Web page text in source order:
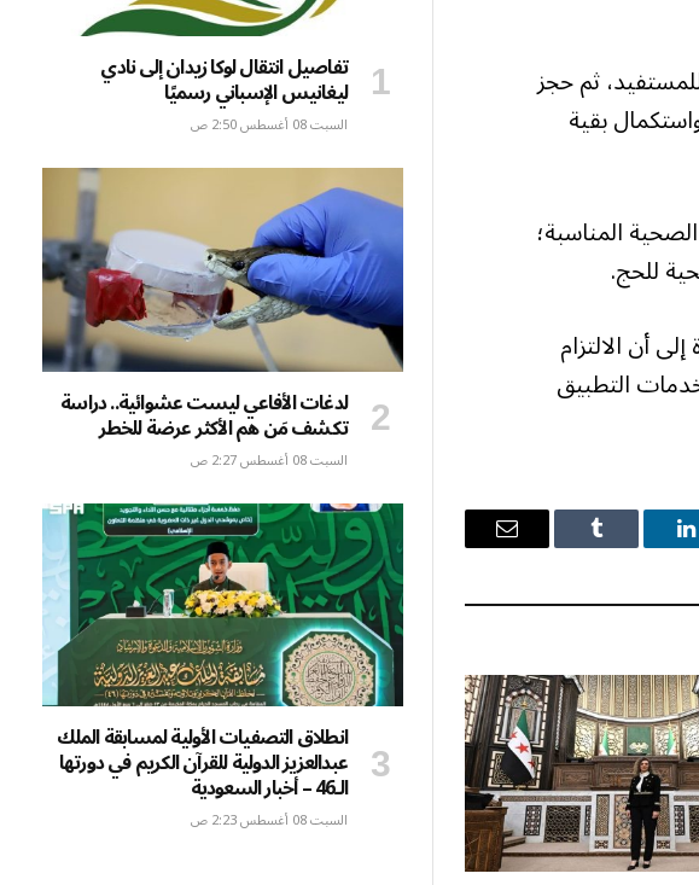
ثم حجز
بقية
المناسبة؛
للحج.
أن الالتزام
التطبيق
لينكدإن Tumblr
البريد
تفاصيل انتقال لوكا زيدان إلى نادي
ليغانيس الإسباني رسميًا
السبت 08 أغسطس 2:50 ص
لدغات الأفاعي ليست عشوائية.. دراسة
تكشف مَن هم الأكثر عرضة للخطر
السبت 08 أغسطس 2:27 ص
انطلاق التصفيات الأولية لمسابقة الملك
عبدالعزيز الدولية للقرآن الكريم في دورتها
الـ46 – أخبار السعودية
السبت 08 أغسطس 2:23 ص